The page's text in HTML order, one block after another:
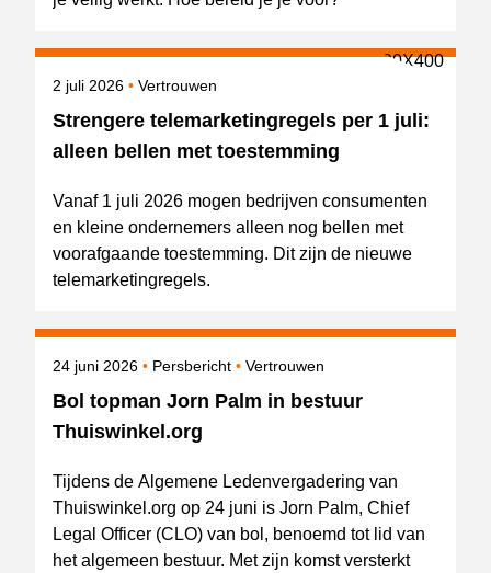
Strengere telemarketingregels per 1 juli:
alleen bellen met toestemming
Gepubliceerd op
2 juli 2026 Onderwerpen
Vertrouwen
Vanaf 1 juli 2026 mogen bedrijven consumenten
en kleine ondernemers alleen nog bellen met
voorafgaande toestemming. Dit zijn de nieuwe
telemarketingregels.
Bol topman Jorn Palm in bestuur
Thuiswinkel.org
Gepubliceerd op
24 juni 2026 Categorie
Persbericht Onderwerpen
Vertrouwen
Tijdens de Algemene Ledenvergadering van
Thuiswinkel.org op 24 juni is Jorn Palm, Chief
Legal Officer (CLO) van bol, benoemd tot lid van
het algemeen bestuur. Met zijn komst versterkt